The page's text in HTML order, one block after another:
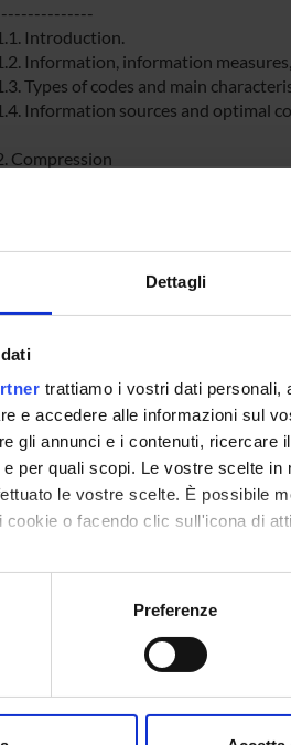
Dettagli
trattiamo i vostri dati personali,
e accedere alle informazioni sul
gli annunci e i contenuti,
per quali scopi. Le vostre scelte
le vostre scelte. È possibile
cookie o facendo clic sull'icona di
anche:
sulla tua posizione
consenso in qualsiasi momento
Preferenze
Introduction.
Information, information
Types of codes and main
Information sources and optimal
Compression
First Shannon Theorem.
Types of entropy and their
Stocastic and e marcoviane
Tipicality
Typical Sequences and AEP
5.2. Second Shannon Theorem.
5.3. Hamming Codes.
Transduction
Continuous entropic concepts.